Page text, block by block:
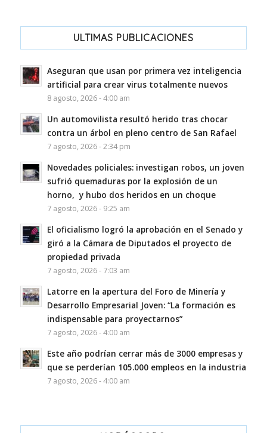
ULTIMAS PUBLICACIONES
Aseguran que usan por primera vez inteligencia
artificial para crear virus totalmente nuevos
8 agosto, 2026 - 4:00 am
Un automovilista resultó herido tras chocar
contra un árbol en pleno centro de San Rafael
7 agosto, 2026 - 2:34 pm
Novedades policiales: investigan robos, un joven
sufrió quemaduras por la explosión de un
horno, y hubo dos heridos en un choque
7 agosto, 2026 - 9:25 am
El oficialismo logró la aprobación en el Senado y
giró a la Cámara de Diputados el proyecto de
propiedad privada
7 agosto, 2026 - 7:03 am
Latorre en la apertura del Foro de Minería y
Desarrollo Empresarial Joven: “La formación es
indispensable para proyectarnos”
7 agosto, 2026 - 4:00 am
Este año podrían cerrar más de 3000 empresas y
que se perderían 105.000 empleos en la industria
7 agosto, 2026 - 4:00 am